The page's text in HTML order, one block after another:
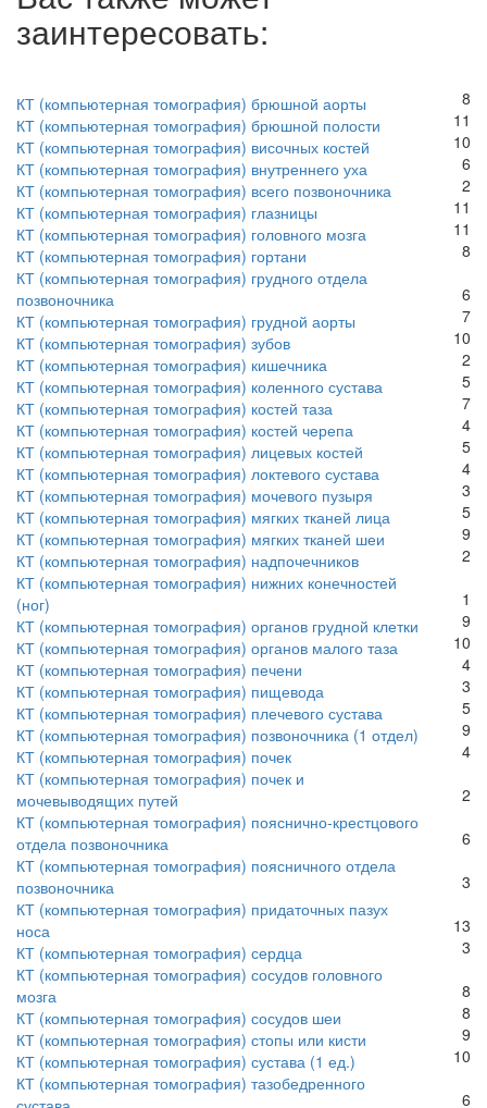
заинтересовать:
8
КТ (компьютерная томография) брюшной аорты
11
КТ (компьютерная томография) брюшной полости
10
КТ (компьютерная томография) височных костей
6
КТ (компьютерная томография) внутреннего уха
2
КТ (компьютерная томография) всего позвоночника
11
КТ (компьютерная томография) глазницы
11
КТ (компьютерная томография) головного мозга
8
КТ (компьютерная томография) гортани
6
КТ (компьютерная томография) грудного отдела
позвоночника
7
КТ (компьютерная томография) грудной аорты
10
КТ (компьютерная томография) зубов
2
КТ (компьютерная томография) кишечника
5
КТ (компьютерная томография) коленного сустава
7
КТ (компьютерная томография) костей таза
4
КТ (компьютерная томография) костей черепа
5
КТ (компьютерная томография) лицевых костей
4
КТ (компьютерная томография) локтевого сустава
3
КТ (компьютерная томография) мочевого пузыря
5
КТ (компьютерная томография) мягких тканей лица
9
КТ (компьютерная томография) мягких тканей шеи
2
КТ (компьютерная томография) надпочечников
1
КТ (компьютерная томография) нижних конечностей
(ног)
9
КТ (компьютерная томография) органов грудной клетки
10
КТ (компьютерная томография) органов малого таза
4
КТ (компьютерная томография) печени
3
КТ (компьютерная томография) пищевода
5
КТ (компьютерная томография) плечевого сустава
9
КТ (компьютерная томография) позвоночника (1 отдел)
4
КТ (компьютерная томография) почек
2
КТ (компьютерная томография) почек и
мочевыводящих путей
6
КТ (компьютерная томография) пояснично-крестцового
отдела позвоночника
3
КТ (компьютерная томография) поясничного отдела
позвоночника
13
КТ (компьютерная томография) придаточных пазух
носа
3
КТ (компьютерная томография) сердца
8
КТ (компьютерная томография) сосудов головного
мозга
8
КТ (компьютерная томография) сосудов шеи
9
КТ (компьютерная томография) стопы или кисти
10
КТ (компьютерная томография) сустава (1 ед.)
6
КТ (компьютерная томография) тазобедренного